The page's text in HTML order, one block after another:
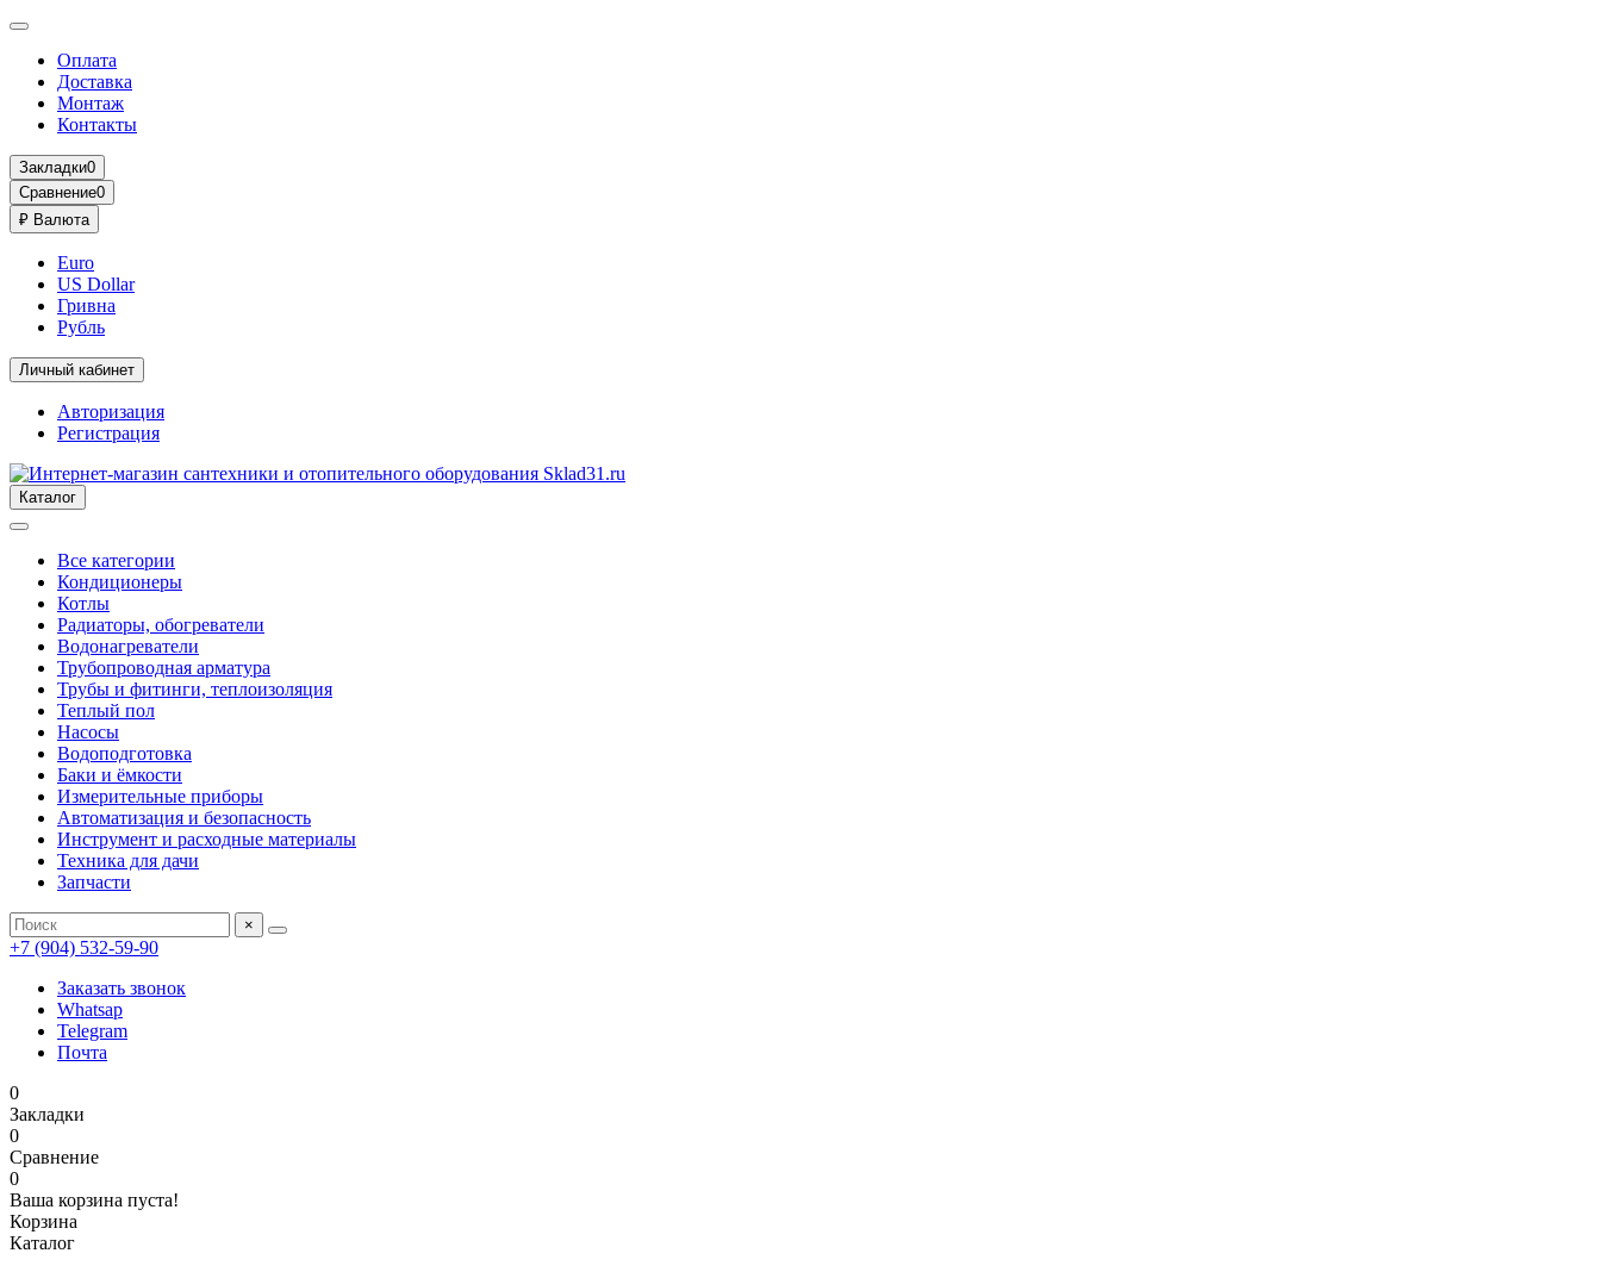
Оплата
Доставка
Монтаж
Контакты
Закладки0
Сравнение0
₽ Валюта
Euro
US Dollar
Гривна
Рубль
Личный кабинет
Авторизация
Регистрация
Каталог
Все категории
Кондиционеры
Котлы
Радиаторы, обогреватели
Водонагреватели
Трубопроводная арматура
Трубы и фитинги, теплоизоляция
Теплый пол
Насосы
Водоподготовка
Баки и ёмкости
Измерительные приборы
Автоматизация и безопасность
Инструмент и расходные материалы
Техника для дачи
Запчасти
×
+7 (904) 532-59-90
Заказать звонок
Whatsap
Telegram
Почта
0
Закладки
0
Сравнение
0
Ваша корзина пуста!
Корзина
Каталог